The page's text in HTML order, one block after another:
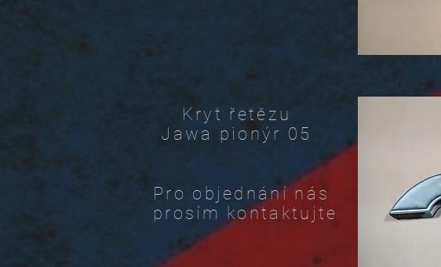
Kryt řetězu
Jawa pionýr 05
Pro objednání nás
prosím kontaktujte